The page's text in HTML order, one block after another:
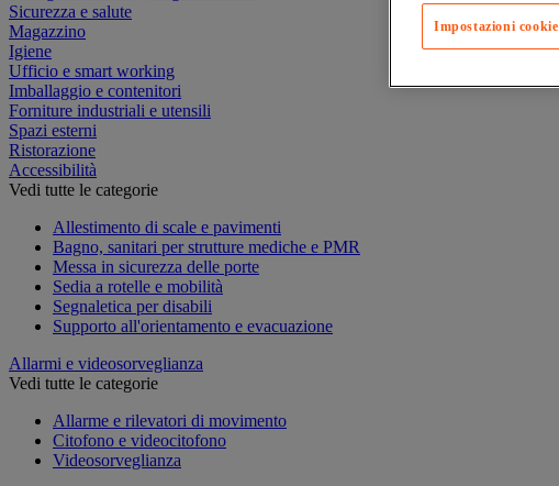
Sicurezza e salute
Magazzino
Igiene
Ufficio e smart working
Imballaggio e contenitori
Forniture industriali e utensili
Spazi esterni
Ristorazione
Accessibilità
Vedi tutte le categorie
Allestimento di scale e pavimenti
Bagno, sanitari per strutture mediche e PMR
Messa in sicurezza delle porte
Sedia a rotelle e mobilità
Segnaletica per disabili
Supporto all'orientamento e evacuazione
Allarmi e videosorveglianza
Vedi tutte le categorie
Allarme e rilevatori di movimento
Citofono e videocitofono
Videosorveglianza
Impostazioni cookie